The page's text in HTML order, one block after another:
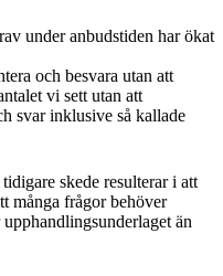
under anbudstiden har ökat
och besvara utan att
vi sett utan att
svar inklusive så kallade
skede resulterar i att
många frågor behöver
än